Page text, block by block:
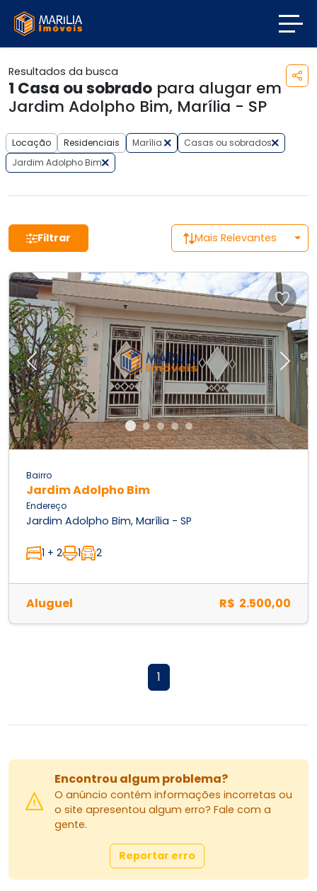
Resultados da busca
1 Casa ou sobrado para alugar em
Jardim Adolpho Bim, Marília - SP
Locação Residenciais Marília
Casas ou sobrados
Jardim Adolpho Bim
Filtrar Mais Relevantes
Previous Next
Bairro
Jardim Adolpho Bim
Endereço
Jardim Adolpho Bim, Marília - SP
1 + 2 1 2
Aluguel R$ 2.500,00
1
Encontrou algum problema?
O anúncio contém informações incorretas ou
o site apresentou algum erro? Fale com a
gente.
Reportar erro